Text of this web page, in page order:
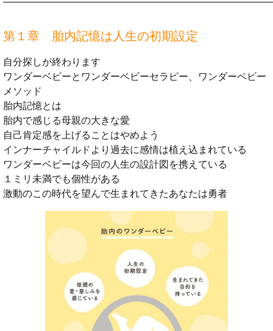
第１章 胎内記憶は人生の初期設定
自分探しが終わります
ワンダーベビーとワンダーベビーセラピー、ワンダーベビー
メソッド
胎内記憶とは
胎内で感じる母親の大きな愛
自己肯定感を上げることはやめよう
インナーチャイルドより過去に感情は植え込まれている
ワンダーベビーは今回の人生の設計図を携えている
１ミリ未満でも個性がある
激動のこの時代を望んで生まれてきたあなたは勇者